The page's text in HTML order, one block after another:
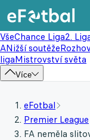
VšeChance Liga2.
ANižší soutěže
ligaMistrovství světa
Více
eFotbal
Premier League
FA neměla